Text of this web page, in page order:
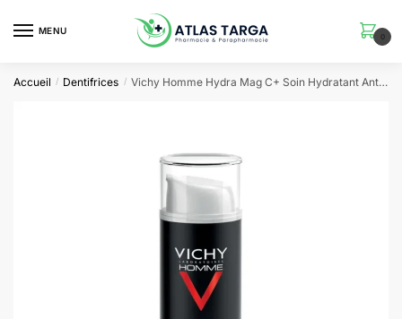
MENU
0
Accueil / Dentifrices / Vichy Homme Hydra Mag C+ Soin Hydratant Anti-Fatigue Visage et Yeux Sensibles | 50ml